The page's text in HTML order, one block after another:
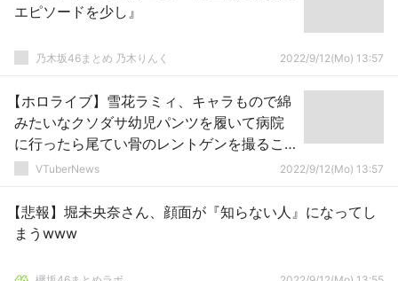
エピソードを少し』
乃木坂46まとめ 乃木りんく 2022/9/12(Mo) 13:57
【ホロライブ】雪花ラミィ、キャラもので綿
みたいなクソダサ幼児パンツを履いて病院
に行ったら尾てい骨のレントゲンを撮るこ
とになり恥ずかしすぎて半泣きで脱いだ
VTuberNews 2022/9/12(Mo) 13:57
【悲報】堀未央奈さん、顔面が『知らない人』になってし
まうwww